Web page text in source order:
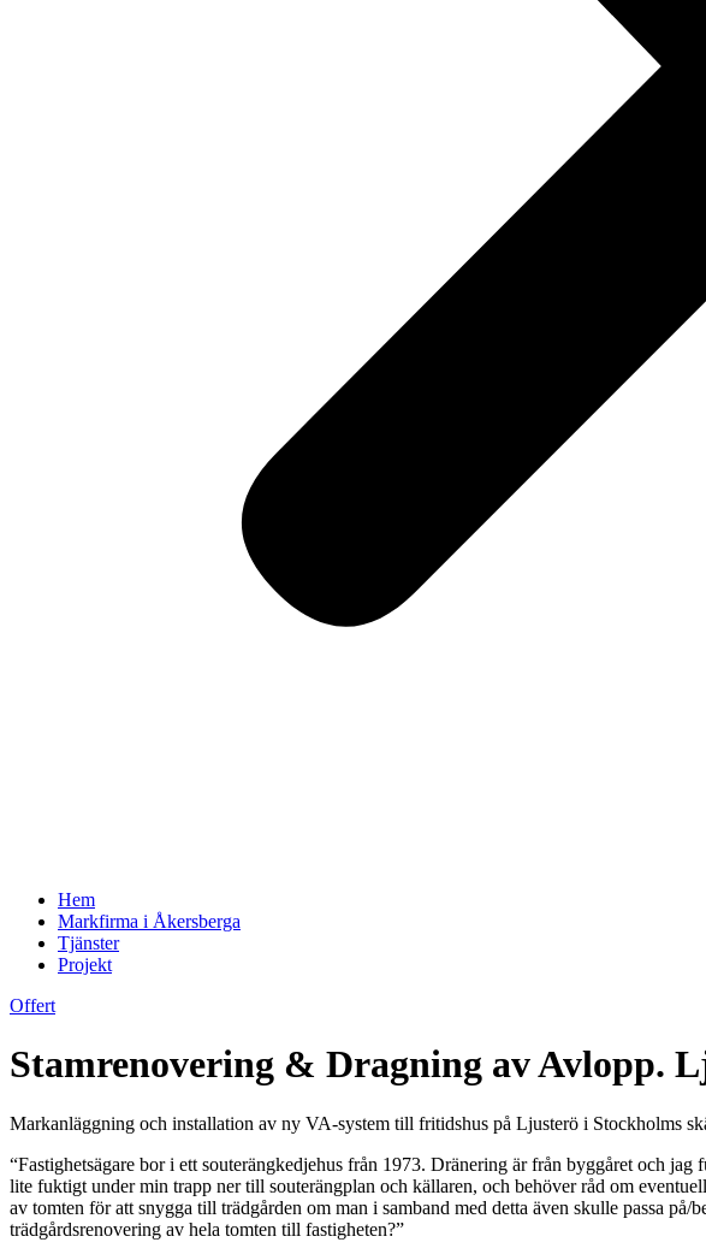
Hem
Markfirma i Åkersberga
Tjänster
Projekt
Offert
Stamrenovering & Dragning av Avlopp.
Markanläggning och installation av ny VA-system till fritidshus på Ljusterö i Stockholms
“Fastighetsägare bor i ett souterängkedjehus från 1973. Dränering är från byggåret och
lite fuktigt under min trapp ner till souterängplan och källaren, och behöver råd om
av tomten för att snygga till trädgården om man i samband med detta även skulle passa
trädgårdsrenovering av hela tomten till fastigheten?”